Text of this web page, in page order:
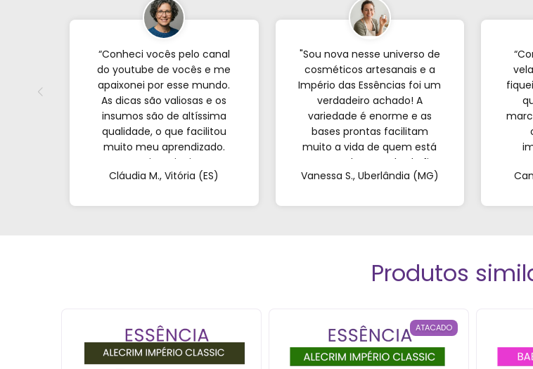
“Conheci vocês pelo canal
do youtube de vocês e me
apaixonei por esse mundo.
As dicas são valiosas e os
insumos são de altíssima
qualidade, o que facilitou
muito meu aprendizado.
Nunca imaginei que
conseguiria resultados tão
de casa. Obrigada!"al no
Cláudia M., Vitória (ES)
"Sou nova nesse universo de
cosméticos artesanais e a
Império das Essências foi um
verdadeiro achado! A
variedade é enorme e as
bases prontas facilitam
muito a vida de quem est
começando; o resultado fica
incrível. Sem contar o
que foi super atencioso e
Vanessa S., Uberlândia (MG)
Produtos
ATACADO